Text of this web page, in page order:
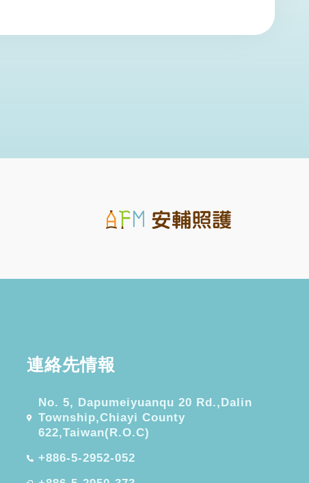
連絡先情報
No. 5, Dapumeiyuanqu 20 Rd.,Dalin
Township,Chiayi County
622,Taiwan(R.O.C)
+886-5-2952-052